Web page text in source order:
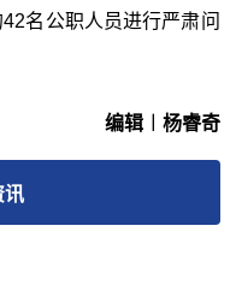
名公职人员进行严肃问
编辑︱杨睿奇
讯